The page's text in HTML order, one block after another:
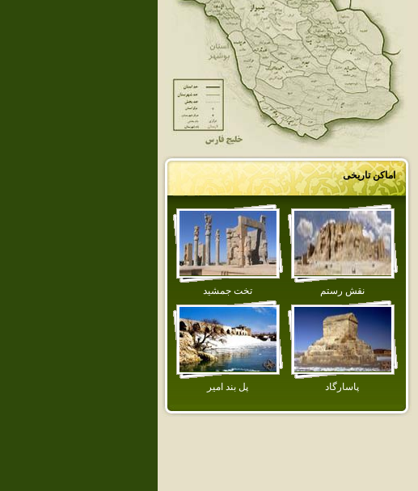
اماکن تاریخی
نقش رستم تخت جمشيد
پاسارگاد پل بند امير